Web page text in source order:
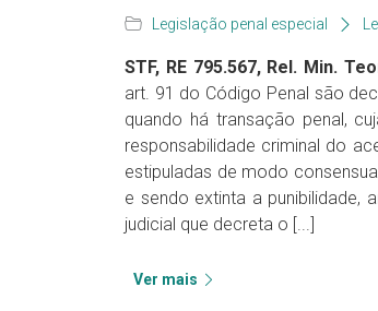
Legislação penal especial
STF, RE 795.567, Rel. Min.
art. 91 do Código Penal são
quando há transação penal,
responsabilidade criminal do
estipuladas de modo
e sendo extinta a punibilidade,
judicial que decreta o [...]
Ver mais